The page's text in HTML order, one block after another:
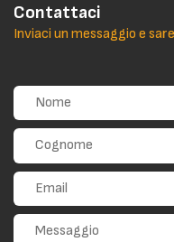
Contattaci
Inviaci un messaggio e